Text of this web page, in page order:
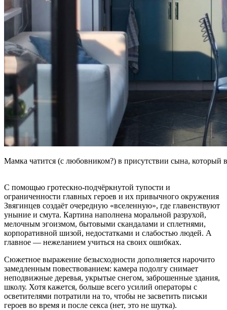
Мамка чатится (с любовником?) в присутствии сына, который
С помощью гротескно-подчёркнутой тупости и
ограниченности главных героев и их привычного окружения
Звягинцев создаёт очередную «вселенную», где главенствуют
уныние и смута. Картина наполнена моральной разрухой,
мелочным эгоизмом, бытовыми скандалами и сплетнями,
корпоративной шизой, недостатками и слабостью людей. А
главное — нежеланием учиться на своих ошибках.
Сюжетное выражение безысходности дополняется нарочито
замедленным повествованием: камера подолгу снимает
неподвижные деревья, укрытые снегом, заброшенные здания,
школу. Хотя кажется, больше всего усилий операторы с
осветителями потратили на то, чтобы не засветить письки
героев во время и после секса (нет, это не шутка).